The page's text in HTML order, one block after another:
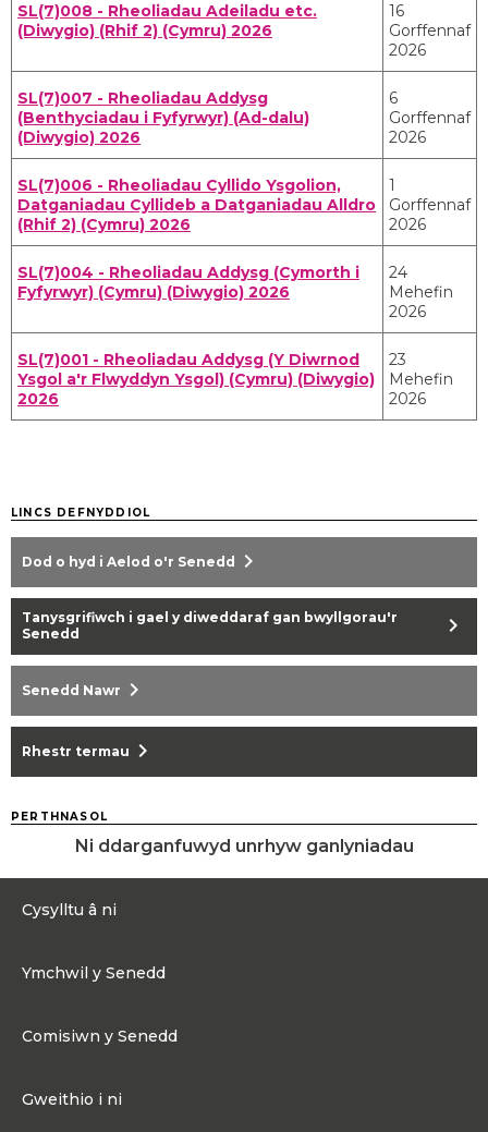
SL(7)008 - Rheoliadau Adeiladu etc.
(Diwygio) (Rhif 2) (Cymru) 2026
16
Gorffennaf
2026
SL(7)007 - Rheoliadau Addysg
(Benthyciadau i Fyfyrwyr) (Ad-dalu)
(Diwygio) 2026
6
Gorffennaf
2026
SL(7)006 - Rheoliadau Cyllido Ysgolion,
Datganiadau Cyllideb a Datganiadau Alldro
(Rhif 2) (Cymru) 2026
1
Gorffennaf
2026
SL(7)004 - Rheoliadau Addysg (Cymorth i
Fyfyrwyr) (Cymru) (Diwygio) 2026
24
Mehefin
2026
SL(7)001 - Rheoliadau Addysg (Y Diwrnod
Ysgol a'r Flwyddyn Ysgol) (Cymru) (Diwygio)
2026
23
Mehefin
2026
LINCS DEFNYDDIOL
Dod o hyd i Aelod o'r Senedd chevron_right
Tanysgrifiwch i gael y diweddaraf gan bwyllgorau'r
Senedd
chevron_right
Senedd Nawr chevron_right
Rhestr termau chevron_right
PERTHNASOL
Ni ddarganfuwyd unrhyw ganlyniadau
Cysylltu â ni
Cysylltu â Senedd Cymru
Ymchwil y Senedd
Comisiwn y Senedd
Gweithio i ni